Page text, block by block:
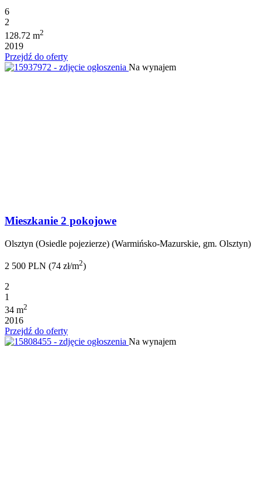
6
2
128.72 m2
2019
Przejdź do oferty
Na wynajem
Mieszkanie 2 pokojowe
Olsztyn (Osiedle pojezierze) (Warmińsko-Mazurskie, gm. Olsztyn)
2 500 PLN (74 zł/m2)
2
1
34 m2
2016
Przejdź do oferty
Na wynajem